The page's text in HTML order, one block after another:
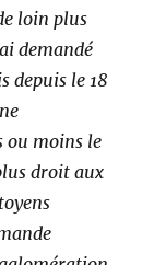
loin plus
demandé
depuis le 18
ou moins le
droit aux